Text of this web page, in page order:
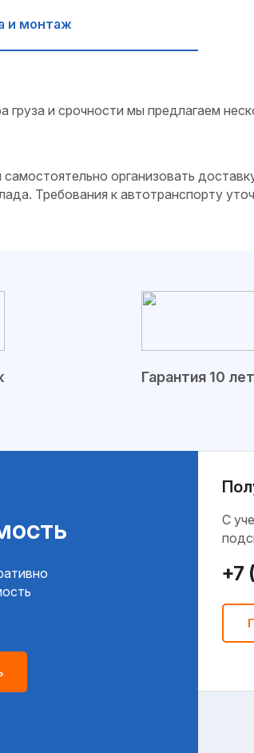
и монтаж
груза и срочности мы предлагаем
организовать
Требования к автотранспорту
Гарантия 10 лет
C
+7